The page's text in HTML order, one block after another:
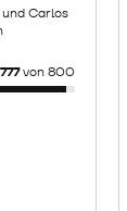
Carlos
777von 800